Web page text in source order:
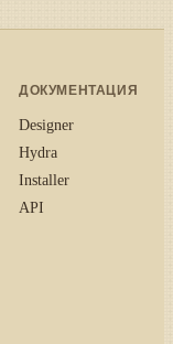
ДОКУМЕНТАЦИЯ
Designer
Hydra
Installer
API